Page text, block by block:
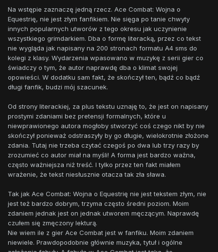
Na wstępie zaznaczę jedną rzecz. Ace Combat: Wojna o
Equestrię, nie jest złym fanfikiem. Nie sięga po tanie chwyty
innych popularnych utworów z tego okresu jak uczynienie
wszystkiego grimdarkiem. Dba o formę literacką, przez co tekst
nie wygląda jak napisany na 200 stronach formatu A4 sms do
kolegi z klasy. Wydarzenia wpasowano w muzykę z serii gier co
świadczy o tym, że autor naprawdę dba o klimat swojej
opowieści. W dodatku sam fakt, że skończył ten, bądź co bądź
długi fanfik, budzi mój szacunek.
Od strony literackiej, za plus tekstu uznaję to, że jest on napisany
prostymi zdaniami bez pretensji formalnych, które u
niewprawionego autora mogłoby stworzyć coś czego nikt by nie
skończył ponieważ odstraszyły by go długie, wielokrotnie złożone
zdania. Tutaj nie trzeba czytać czegoś po dwa lub trzy razy by
zrozumieć co autor miał na myśli! A forma jest bardzo ważna,
często ważniejsza niż treść. I tylko przez ten fakt miałem
wrażenie, że tekst niesłusznie otacza tak zła sława.
Tak jak Ace Combat: Wojna o Equestrię nie jest tekstem złym, nie
jest też bardzo dobrym, trzyma często średni poziom. Moim
zdaniem jednak jest on jednak utworem męczącym. Naprawdę
czułem się zmęczony lekturą.
Nie wiem ile z gier Ace Combat jest w fanfiku. Moim zdaniem
niewiele. Prawdopodobnie głównie muzyka, tytuł i ogólne